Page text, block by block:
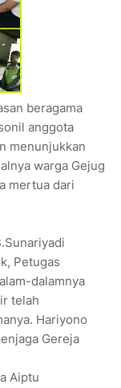
beragama
anggota
menunjukkan
warga Gejug
mertua dari
Petugas
dalamnya
telah
Hariyono
Gereja
Aiptu